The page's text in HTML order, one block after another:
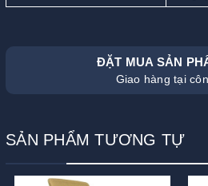
ĐẶT MUA SẢN
Giao hàng tại
SẢN PHẨM TƯƠNG TỰ